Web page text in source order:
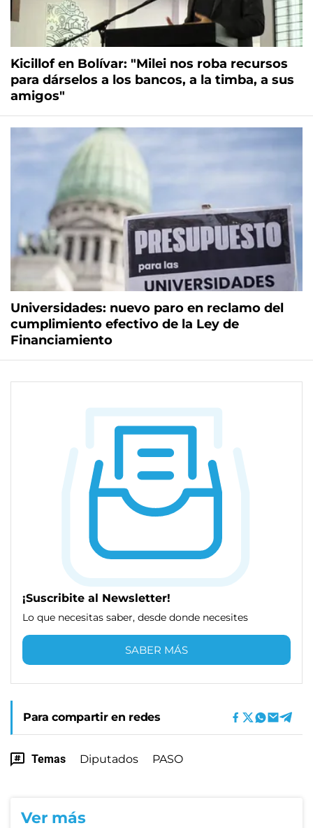
Kicillof en Bolívar: "Milei nos roba recursos
para dárselos a los bancos, a la timba, a sus
amigos"
Universidades: nuevo paro en reclamo del
cumplimiento efectivo de la Ley de
Financiamiento
¡Suscribite al Newsletter!
Lo que necesitas saber, desde donde necesites
SABER MÁS
Para compartir en redes
Temas Diputados PASO
Ver más